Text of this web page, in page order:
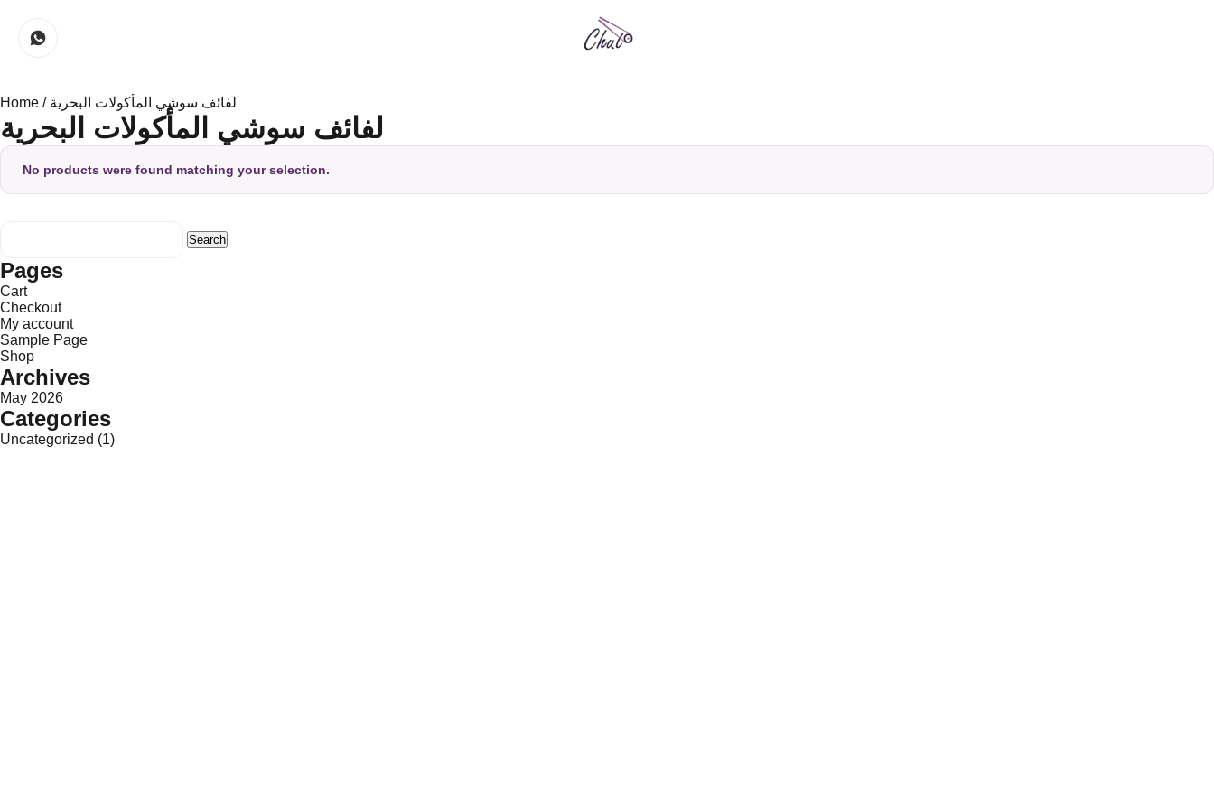
Home / لفائف سوشي المأكولات البحرية
لفائف سوشي المأكولات البحرية
No products were found matching your selection.
Pages
Cart
Checkout
My account
Sample Page
Shop
Archives
May 2026
Categories
Uncategorized (1)